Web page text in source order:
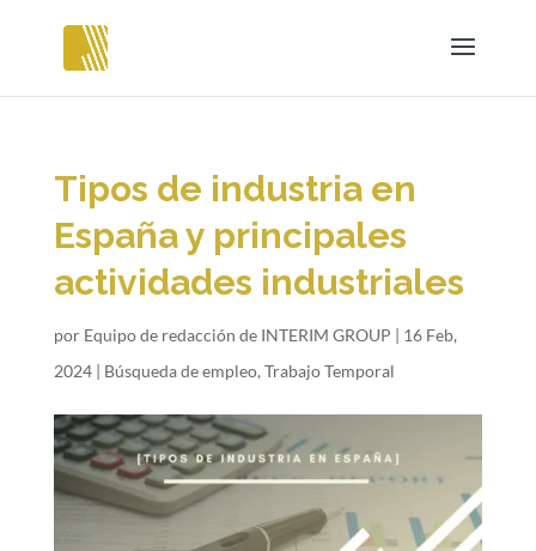
Tipos de industria en
España y principales
actividades industriales
por Equipo de redacción de INTERIM GROUP | 16 Feb,
2024| Búsqueda de empleo, Trabajo Temporal